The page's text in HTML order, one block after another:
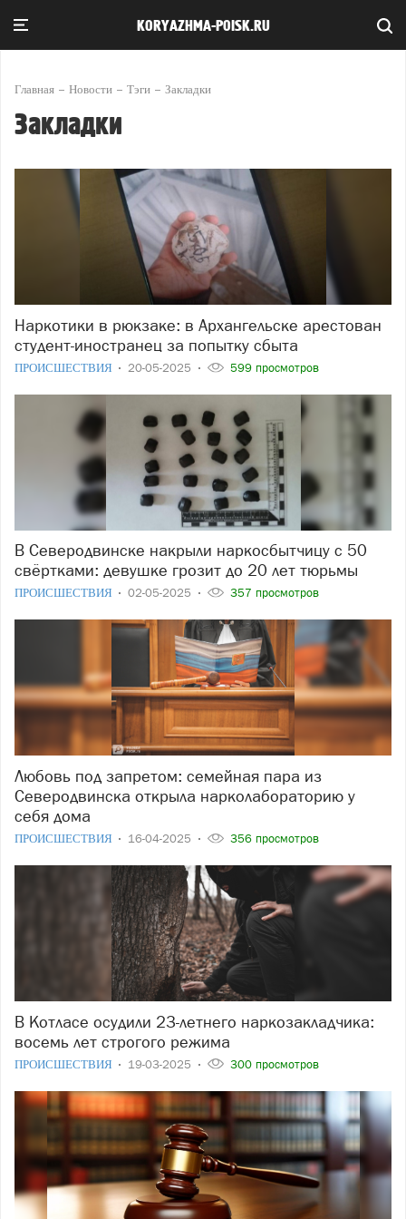
KORYAZHMA-POISK.RU
Главная Новости Тэги Закладки
Закладки
Наркотики в рюкзаке: в Архангельске арестован
студент-иностранец за попытку сбыта
ПРОИСШЕСТВИЯ 20-05-2025 599 просмотров
В Северодвинске накрыли наркосбытчицу с 50
свёртками: девушке грозит до 20 лет тюрьмы
ПРОИСШЕСТВИЯ 02-05-2025 357 просмотров
Любовь под запретом: семейная пара из
Северодвинска открыла нарколабораторию у
себя дома
ПРОИСШЕСТВИЯ 16-04-2025 356 просмотров
В Котласе осудили 23-летнего наркозакладчика:
восемь лет строгого режима
ПРОИСШЕСТВИЯ 19-03-2025 300 просмотров